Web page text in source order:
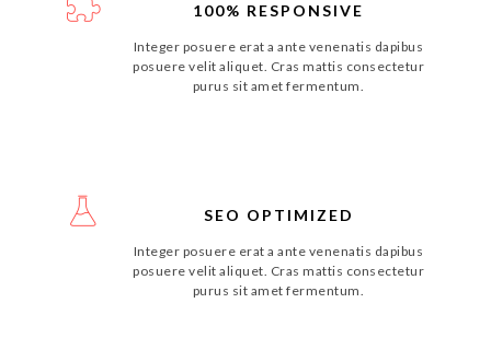
100% RESPONSIVE
Integer posuere erat a ante venenatis dapibus
posuere velit aliquet. Cras mattis consectetur
purus sit amet fermentum.
SEO OPTIMIZED
Integer posuere erat a ante venenatis dapibus
posuere velit aliquet. Cras mattis consectetur
purus sit amet fermentum.